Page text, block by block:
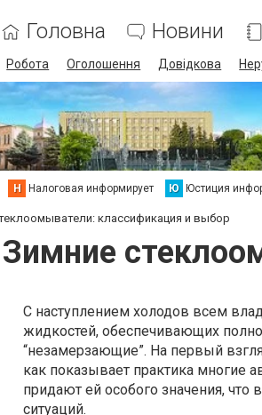
Головна Новини
Робота Оголошення Довідкова
Н Налоговая информирует Ю Юстиция
классификация и выбор
Зимние
С наступлением холодов всем
жидкостей, обеспечивающих
“незамерзающие”. На первый
как показывает практика многие
придают ей особого значения,
ситуаций.